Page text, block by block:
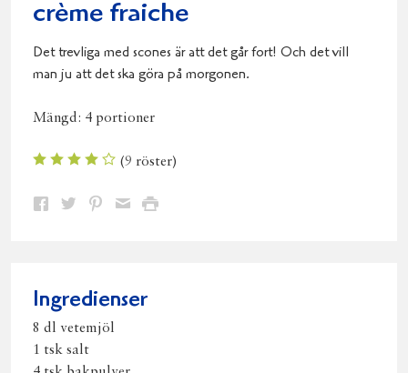
crème fraiche
Det trevliga med scones är att det går fort! Och det vill
man ju att det ska göra på morgonen.
Mängd: 4 portioner
(9 röster)
Dela Dela Dela DelaSkriv
Ingredienser
8 dl vetemjöl
1 tsk salt